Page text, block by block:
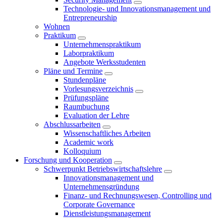
Technologie- und Innovationsmanagement und
Entrepreneurship
Wohnen
Praktikum
Unternehmenspraktikum
Laborpraktikum
Angebote Werksstudenten
Pläne und Termine
Stundenpläne
Vorlesungsverzeichnis
Prüfungspläne
Raumbuchung
Evaluation der Lehre
Abschlussarbeiten
Wissenschaftliches Arbeiten
Academic work
Kolloquium
Forschung und Kooperation
Schwerpunkt Betriebswirtschaftslehre
Innovationsmanagement und
Unternehmensgründung
Finanz- und Rechnungswesen, Controlling und
Corporate Governance
Dienstleistungsmanagement